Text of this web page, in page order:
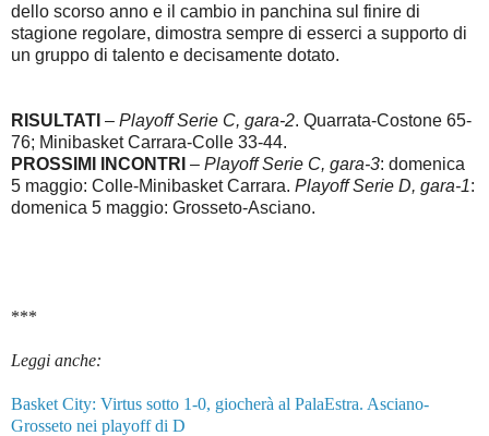
dello scorso anno e il cambio in panchina sul finire di
stagione regolare, dimostra sempre di esserci a supporto di
un gruppo di talento e decisamente dotato.
RISULTATI – Playoff Serie C, gara-2. Quarrata-Costone 65-
76; Minibasket Carrara-Colle 33-44.
PROSSIMI INCONTRI – Playoff Serie C, gara-3: domenica
5 maggio: Colle-Minibasket Carrara. Playoff Serie D, gara-1:
domenica 5 maggio: Grosseto-Asciano.
***
Leggi anche:
Basket City: Virtus sotto 1-0, giocherà al PalaEstra. Asciano-
Grosseto nei playoff di D